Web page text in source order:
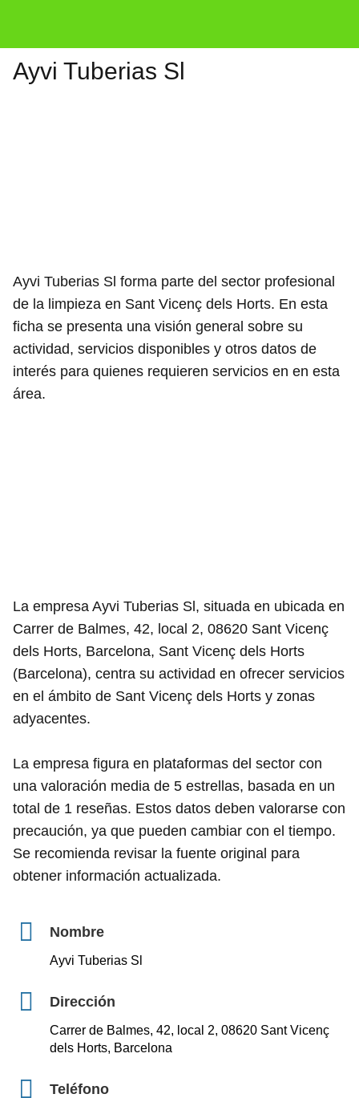
Ayvi Tuberias Sl
Ayvi Tuberias Sl forma parte del sector profesional
de la limpieza en Sant Vicenç dels Horts. En esta
ficha se presenta una visión general sobre su
actividad, servicios disponibles y otros datos de
interés para quienes requieren servicios en en esta
área.
La empresa Ayvi Tuberias Sl, situada en ubicada en
Carrer de Balmes, 42, local 2, 08620 Sant Vicenç
dels Horts, Barcelona, Sant Vicenç dels Horts
(Barcelona), centra su actividad en ofrecer servicios
en el ámbito de Sant Vicenç dels Horts y zonas
adyacentes.
La empresa figura en plataformas del sector con
una valoración media de 5 estrellas, basada en un
total de 1 reseñas. Estos datos deben valorarse con
precaución, ya que pueden cambiar con el tiempo.
Se recomienda revisar la fuente original para
obtener información actualizada.
Nombre
Ayvi Tuberias Sl
Dirección
Carrer de Balmes, 42, local 2, 08620 Sant Vicenç
dels Horts, Barcelona
Teléfono